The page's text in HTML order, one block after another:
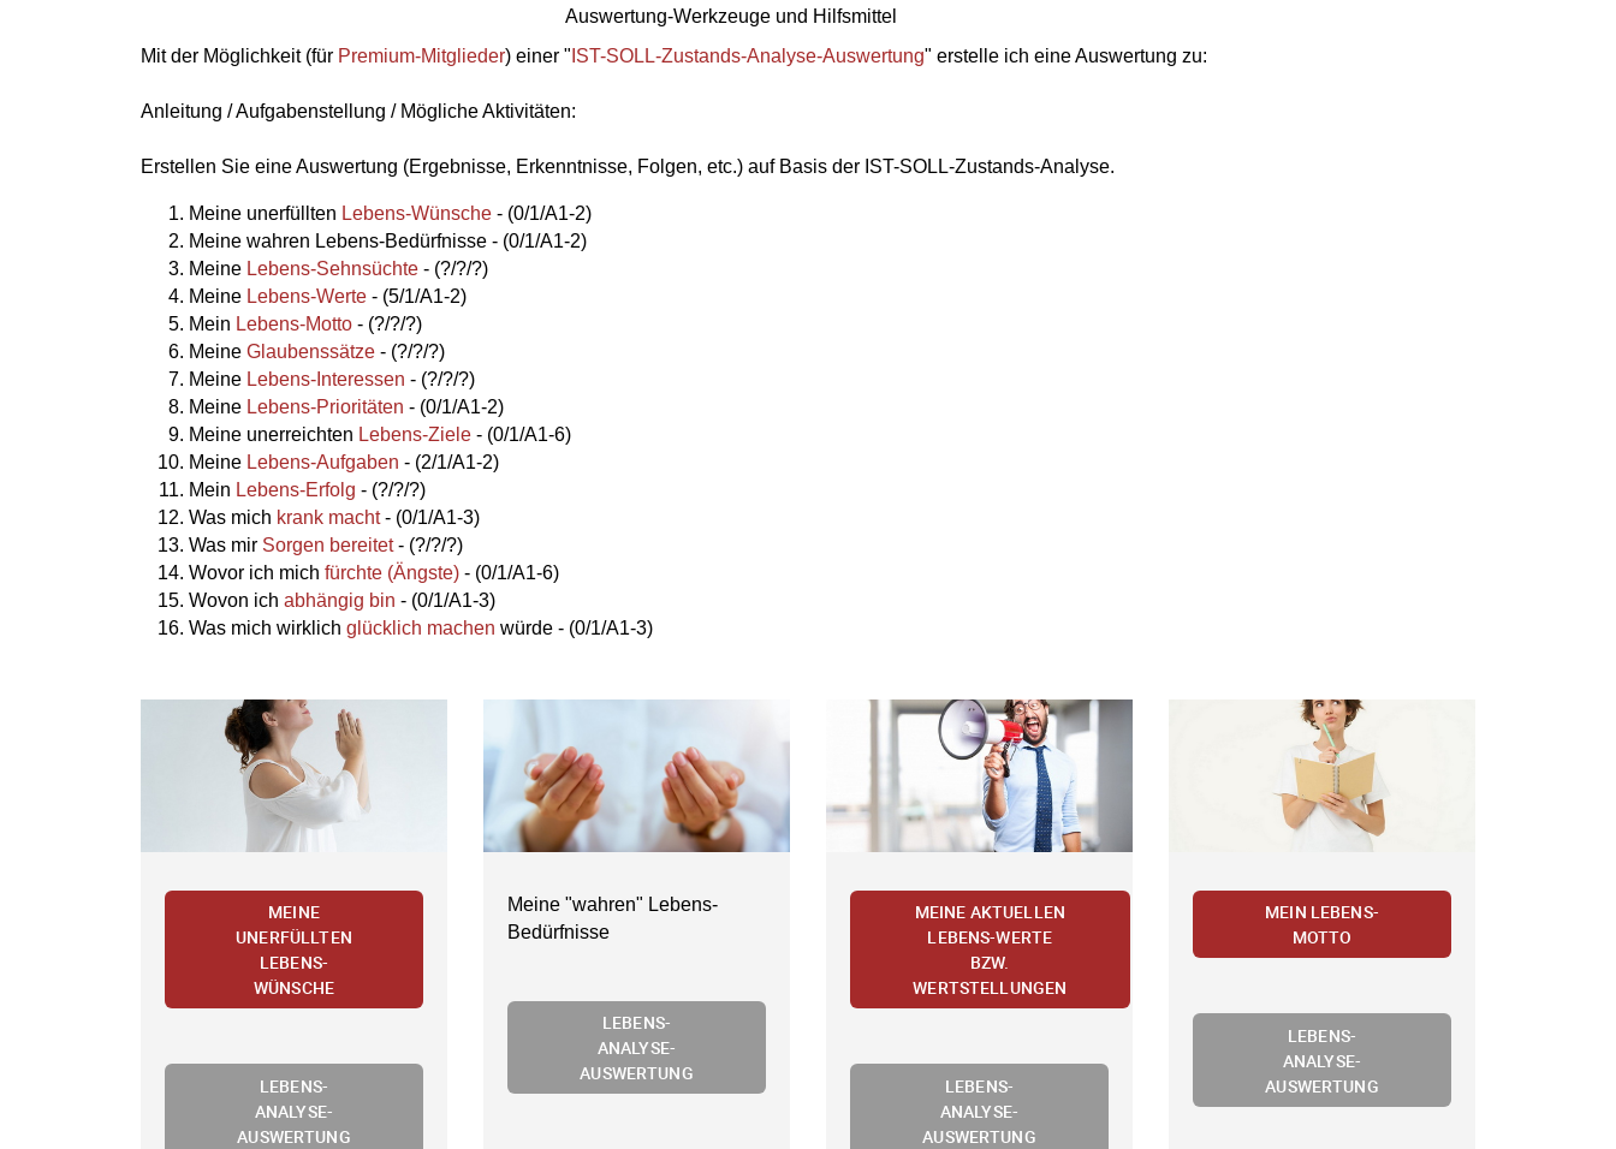
Auswertung-Werkzeuge und Hilfsmittel
Mit der Möglichkeit (für Premium-Mitglieder) einer " IST-SOLL-Zustands-Analyse-Auswertung" erstelle ich eine Auswertung zu:
Anleitung / Aufgabenstellung / Mögliche Aktivitäten:
Erstellen Sie eine Auswertung (Ergebnisse, Erkenntnisse, Folgen, etc.) auf Basis der IST-SOLL-Zustands-Analyse.
Meine unerfüllten Lebens-Wünsche - (0/1/A1-2)
Meine wahren Lebens-Bedürfnisse - (0/1/A1-2)
Meine Lebens-Sehnsüchte - (?/?/?)
Meine Lebens-Werte - (5/1/A1-2)
Mein Lebens-Motto - (?/?/?)
Meine Glaubenssätze - (?/?/?)
Meine Lebens-Interessen - (?/?/?)
Meine Lebens-Prioritäten - (0/1/A1-2)
Meine unerreichten Lebens-Ziele - (0/1/A1-6)
Meine Lebens-Aufgaben - (2/1/A1-2)
Mein Lebens-Erfolg - (?/?/?)
Was mich krank macht- (0/1/A1-3)
Was mir Sorgen bereitet- (?/?/?)
Wovor ich mich fürchte (Ängste) - (0/1/A1-6)
Wovon ich abhängig bin - (0/1/A1-3)
Was mich wirklich glücklich machen würde - (0/1/A1-3)
MEINE
UNERFÜLLTEN
LEBENS-
WÜNSCHE
LEBENS-
ANALYSE-
AUSWERTUNG
Meine "wahren" Lebens-
Bedürfnisse
LEBENS-
ANALYSE-
AUSWERTUNG
MEINE AKTUELLEN
LEBENS-WERTE
BZW.
WERTSTELLUNGEN
LEBENS-
ANALYSE-
AUSWERTUNG
MEIN LEBENS-
MOTTO
LEBENS-
ANALYSE-
AUSWERTUNG